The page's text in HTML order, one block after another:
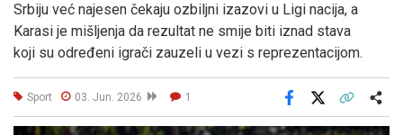
Srbiju već najesen čekaju ozbiljni izazovi u Ligi nacija, a
Karasi je mišljenja da rezultat ne smije biti iznad stava
koji su određeni igrači zauzeli u vezi s reprezentacijom.
Sport 03. Jun. 2026 1
Facebook